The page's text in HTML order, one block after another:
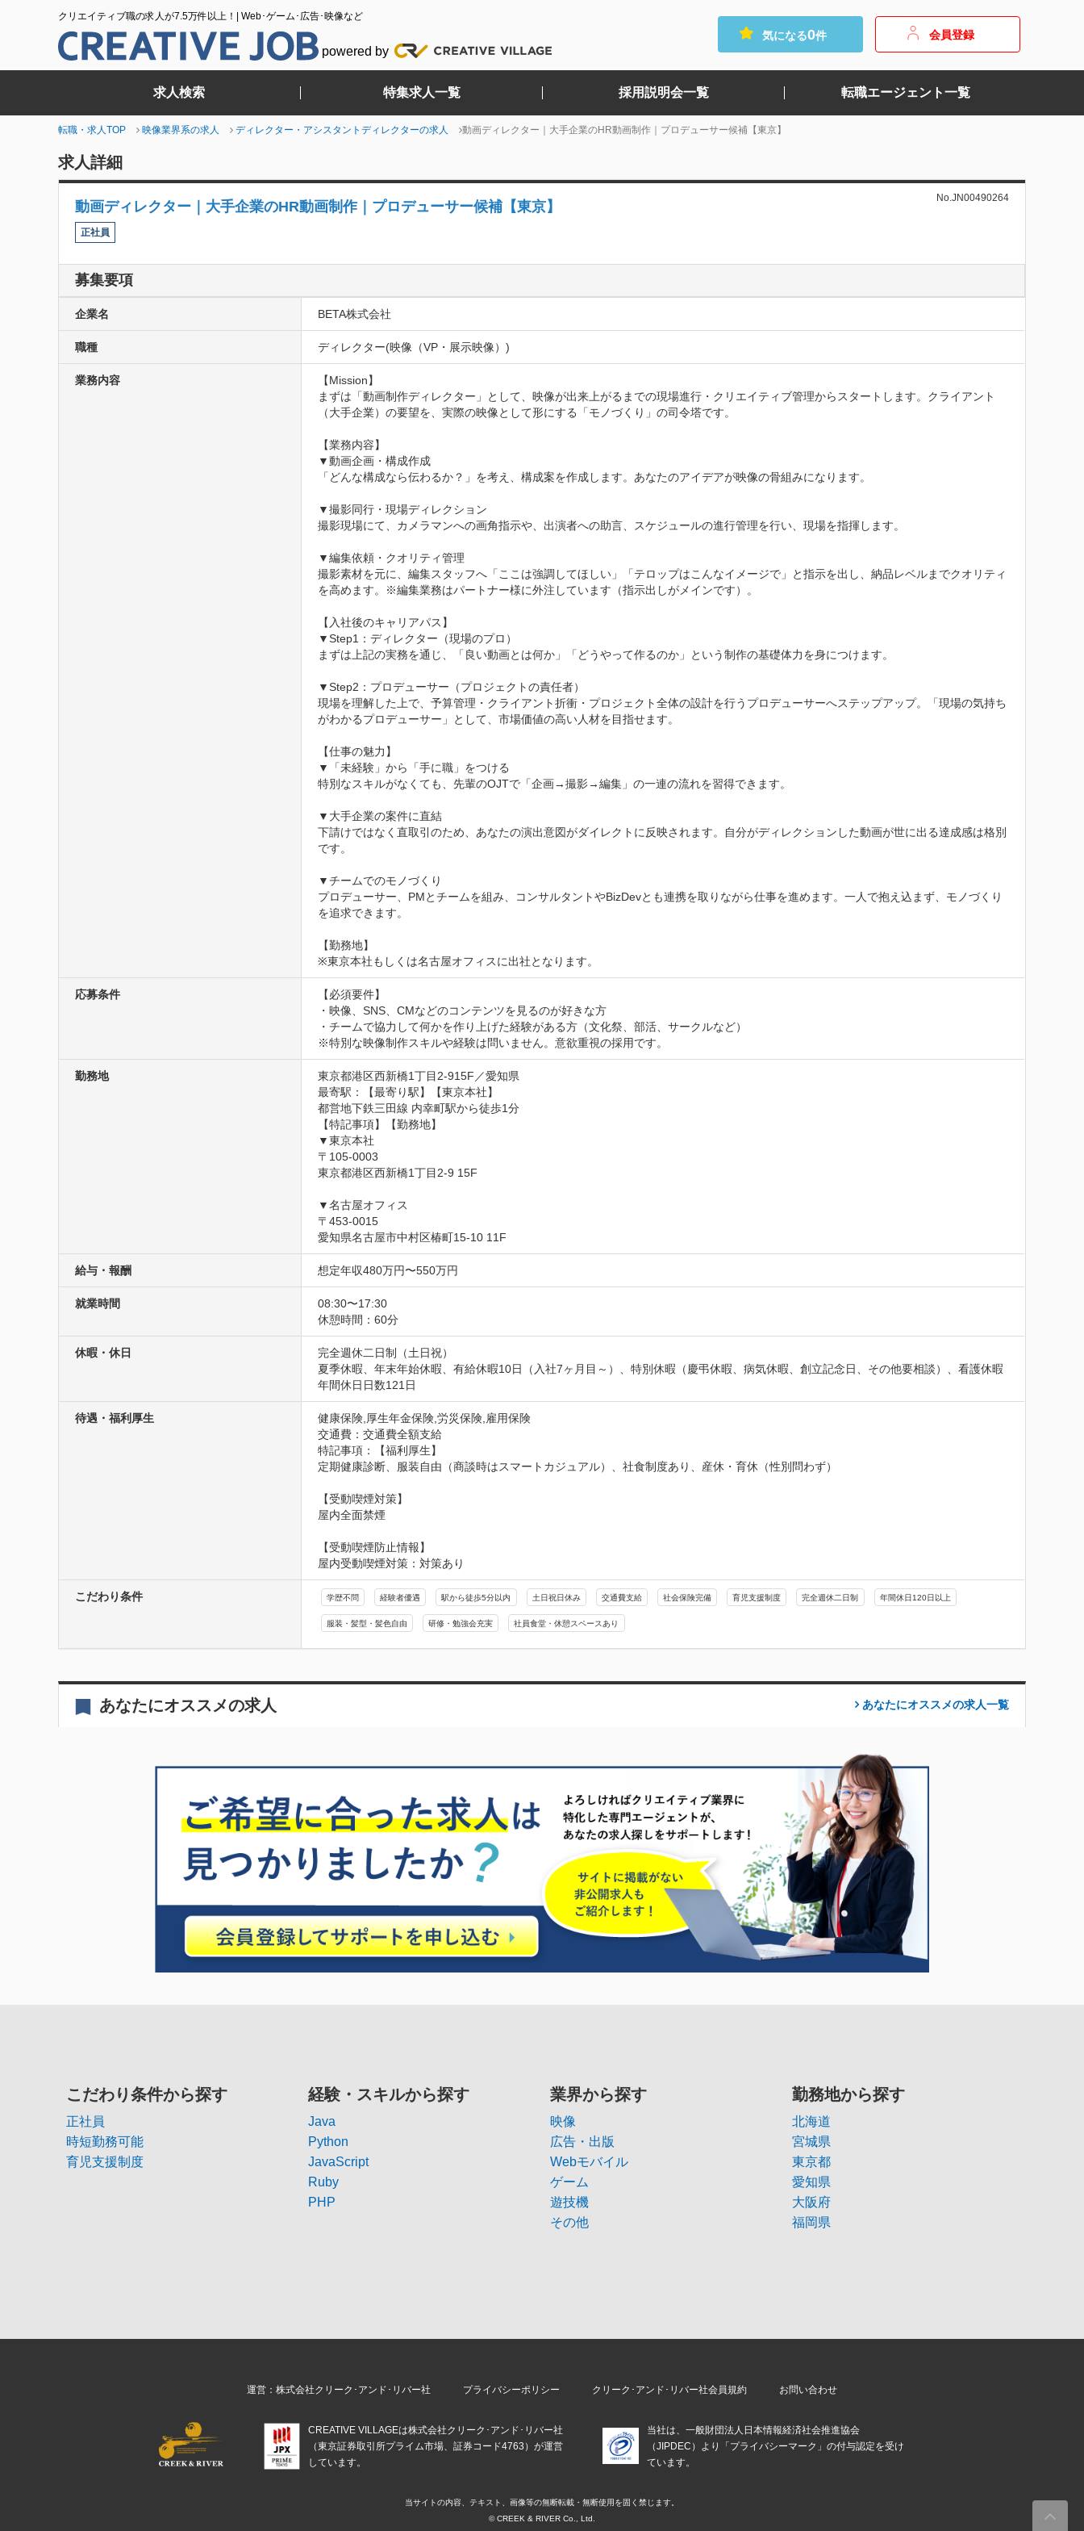
クリエイティブ職の求人が7.5万件以上！| Web･ゲーム･広告･映像など
powered by
気になる0件 会員登録
求人検索 特集求人一覧 採用説明会一覧 転職エージェント一覧
転職・求人TOP 映像業界系の求人 ディレクター・アシスタントディレクターの求人 動画ディレクター｜大手企業のHR動画制作｜プロデューサー候補【東京】
求人詳細
動画ディレクター｜大手企業のHR動画制作｜プロデューサー候補【東京】
No.JN00490264
正社員
募集要項
企業名 BETA株式会社
職種 ディレクター(映像（VP・展示映像）)
業務内容
【Mission】
まずは「動画制作ディレクター」として、映像が出来上がるまでの現場進行・クリエイティブ管理からスタートします。クライアント
（大手企業）の要望を、実際の映像として形にする「モノづくり」の司令塔です。
【業務内容】
▼動画企画・構成作成
「どんな構成なら伝わるか？」を考え、構成案を作成します。あなたのアイデアが映像の骨組みになります。
▼撮影同行・現場ディレクション
撮影現場にて、カメラマンへの画角指示や、出演者への助言、スケジュールの進行管理を行い、現場を指揮します。
▼編集依頼・クオリティ管理
撮影素材を元に、編集スタッフへ「ここは強調してほしい」「テロップはこんなイメージで」と指示を出し、納品レベルまでクオリティ
を高めます。※編集業務はパートナー様に外注しています（指示出しがメインです）。
【入社後のキャリアパス】
▼Step1：ディレクター（現場のプロ）
まずは上記の実務を通じ、「良い動画とは何か」「どうやって作るのか」という制作の基礎体力を身につけます。
▼Step2：プロデューサー（プロジェクトの責任者）
現場を理解した上で、予算管理・クライアント折衝・プロジェクト全体の設計を行うプロデューサーへステップアップ。「現場の気持ち
がわかるプロデューサー」として、市場価値の高い人材を目指せます。
【仕事の魅力】
▼「未経験」から「手に職」をつける
特別なスキルがなくても、先輩のOJTで「企画→撮影→編集」の一連の流れを習得できます。
▼大手企業の案件に直結
下請けではなく直取引のため、あなたの演出意図がダイレクトに反映されます。自分がディレクションした動画が世に出る達成感は格別
です。
▼チームでのモノづくり
プロデューサー、PMとチームを組み、コンサルタントやBizDevとも連携を取りながら仕事を進めます。一人で抱え込まず、モノづくり
を追求できます。
【勤務地】
※東京本社もしくは名古屋オフィスに出社となります。
応募条件
【必須要件】
・映像、SNS、CMなどのコンテンツを見るのが好きな方
・チームで協力して何かを作り上げた経験がある方（文化祭、部活、サークルなど）
※特別な映像制作スキルや経験は問いません。意欲重視の採用です。
勤務地
東京都港区西新橋1丁目2-915F／愛知県
最寄駅：【最寄り駅】【東京本社】
都営地下鉄三田線 内幸町駅から徒歩1分
【特記事項】【勤務地】
▼東京本社
〒105-0003
東京都港区西新橋1丁目2-9 15F
▼名古屋オフィス
〒453-0015
愛知県名古屋市中村区椿町15-10 11F
給与・報酬 想定年収480万円〜550万円
就業時間
08:30〜17:30
休憩時間：60分
休暇・休日
完全週休二日制（土日祝）
夏季休暇、年末年始休暇、有給休暇10日（入社7ヶ月目～）、特別休暇（慶弔休暇、病気休暇、創立記念日、その他要相談）、看護休暇
年間休日日数121日
待遇・福利厚生
健康保険,厚生年金保険,労災保険,雇用保険
交通費：交通費全額支給
特記事項：【福利厚生】
定期健康診断、服装自由（商談時はスマートカジュアル）、社食制度あり、産休・育休（性別問わず）
【受動喫煙対策】
屋内全面禁煙
【受動喫煙防止情報】
屋内受動喫煙対策：対策あり
こだわり条件 学歴不問 経験者優遇 駅から徒歩5分以内 土日祝日休み 交通費支給 社会保険完備 育児支援制度 完全週休二日制 年間休日120日以上
服装・髪型・髪色自由 研修・勉強会充実 社員食堂・休憩スペースあり
あなたにオススメの求人 あなたにオススメの求人一覧
こだわり条件から探す
正社員
時短勤務可能
育児支援制度
経験・スキルから探す
Java
Python
JavaScript
Ruby
PHP
業界から探す
映像
広告・出版
Webモバイル
ゲーム
遊技機
その他
勤務地から探す
北海道
宮城県
東京都
愛知県
大阪府
福岡県
運営：株式会社クリーク･アンド･リバー社 プライバシーポリシー クリーク･アンド･リバー社会員規約 お問い合わせ
CREATIVE VILLAGEは株式会社クリーク･アンド･リバー社
（東京証券取引所プライム市場、証券コード4763）が運営
しています。
当社は、一般財団法人日本情報経済社会推進協会
（JIPDEC）より「プライバシーマーク」の付与認定を受け
ています。
当サイトの内容、テキスト、画像等の無断転載・無断使用を固く禁じます。
© CREEK & RIVER Co., Ltd.